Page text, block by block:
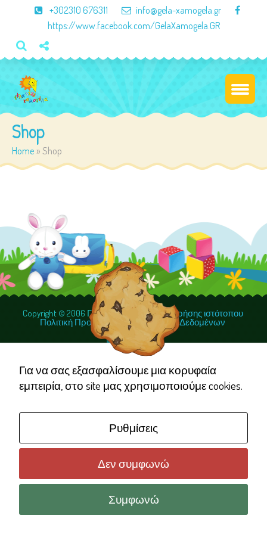
+302310 676311
info@gela-xamogela.gr
https://www.facebook.com/GelaXamogela.GR
Shop
Home »Shop
Copyright © 2006 Γέλα ΧαμογέλαΌροι χρήσης ιστότοπου
Πολιτική Προστασίας Προσωπικών Δεδομένων
Για να σας εξασφαλίσουμε μια κορυφαία
εμπειρία, στο site μας χρησιμοποιούμε cookies.
Ρυθμίσεις
Δεν συμφωνώ
Συμφωνώ
Necessary
These
cookies are
not
They are
needed for
the website
to function.
Statistics
In order for